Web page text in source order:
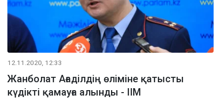
12.11.2020, 12:33
Жанболат Ағаділдің өліміне қатысты
күдікті қамауға алынды - ІІМ